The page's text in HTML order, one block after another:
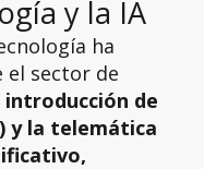
y la IA
ha
sector de
introducción de
y la telemática